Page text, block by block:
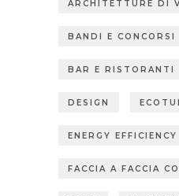
ARCHITETTURE DI
BANDI E CONCORSI
BAR E RISTORANTI
DESIGN
ENERGY EFFICIENCY
FACCIA A FACCIA